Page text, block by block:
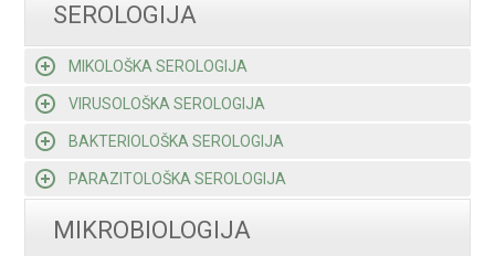
SEROLOGIJA
MIKOLOŠKA SEROLOGIJA
VIRUSOLOŠKA SEROLOGIJA
BAKTERIOLOŠKA SEROLOGIJA
PARAZITOLOŠKA SEROLOGIJA
MIKROBIOLOGIJA